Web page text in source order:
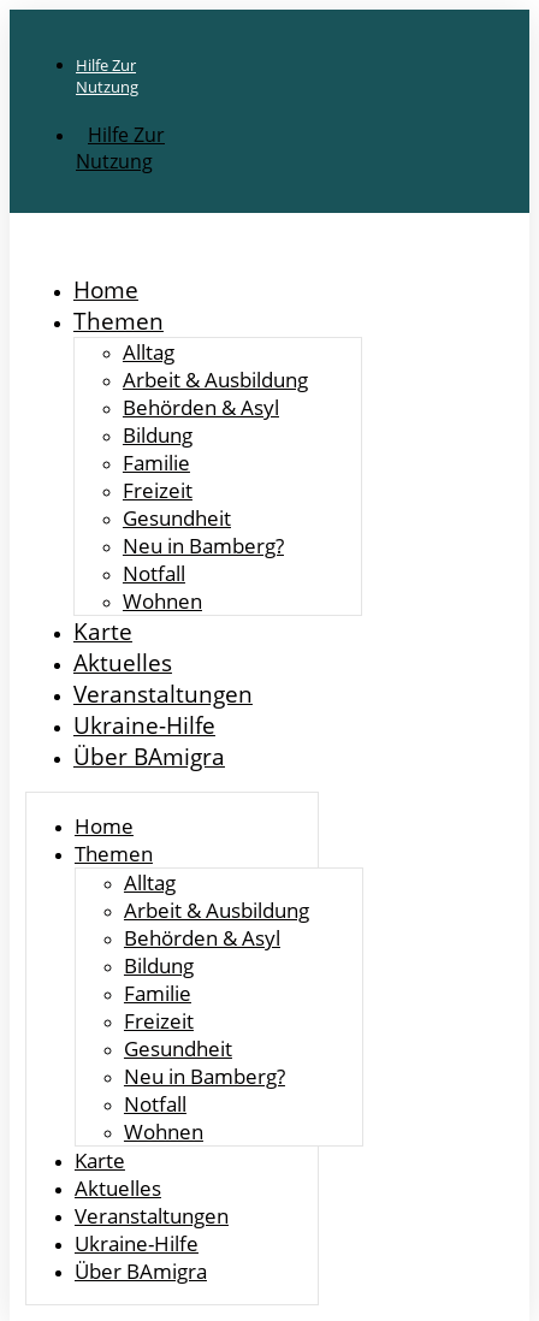
Hilfe Zur
Nutzung
Hilfe Zur
Nutzung
Home
Themen
Alltag
Arbeit & Ausbildung
Behörden & Asyl
Bildung
Familie
Freizeit
Gesundheit
Neu in Bamberg?
Notfall
Wohnen
Karte
Aktuelles
Veranstaltungen
Ukraine-Hilfe
Über BAmigra
Home
Themen
Alltag
Arbeit & Ausbildung
Behörden & Asyl
Bildung
Familie
Freizeit
Gesundheit
Neu in Bamberg?
Notfall
Wohnen
Karte
Aktuelles
Veranstaltungen
Ukraine-Hilfe
Über BAmigra